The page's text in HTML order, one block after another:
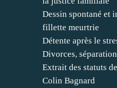
Dessin spontané et
fillette meurtrie
Détente après le
Divorces,
Extrait des statuts
Colin Bagnard